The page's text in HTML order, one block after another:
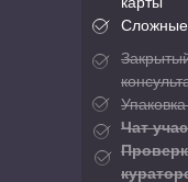
Сложные
Чат